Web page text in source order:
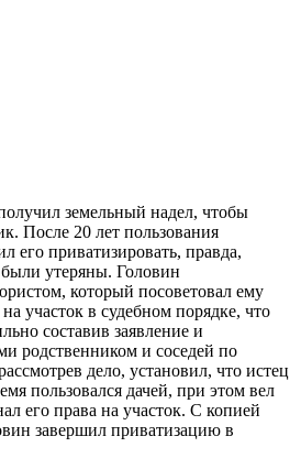
земельный надел, чтобы
После 20 лет пользования
его приватизировать, правда,
утеряны. Головин
который посоветовал ему
участок в судебном порядке, что
составив заявление и
родственником и соседей по
дело, установил, что истец
пользовался дачей, при этом вел
его права на участок. С копией
завершил приватизацию в